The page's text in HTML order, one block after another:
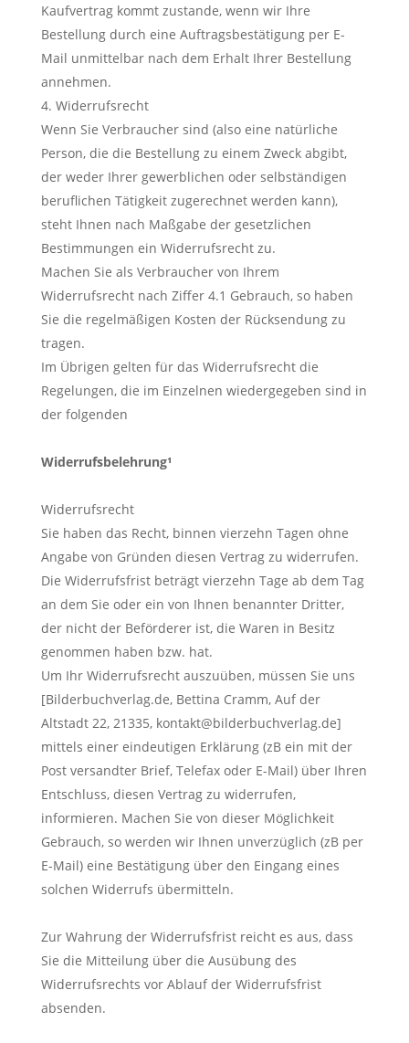
Kaufvertrag kommt zustande, wenn wir Ihre
Bestellung durch eine Auftragsbestätigung per E-
Mail unmittelbar nach dem Erhalt Ihrer Bestellung
annehmen.
Widerrufsrecht
Wenn Sie Verbraucher sind (also eine natürliche
Person, die die Bestellung zu einem Zweck abgibt,
der weder Ihrer gewerblichen oder selbständigen
beruflichen Tätigkeit zugerechnet werden kann),
steht Ihnen nach Maßgabe der gesetzlichen
Bestimmungen ein Widerrufsrecht zu.
Machen Sie als Verbraucher von Ihrem
Widerrufsrecht nach Ziffer 4.1 Gebrauch, so haben
Sie die regelmäßigen Kosten der Rücksendung zu
tragen.
Im Übrigen gelten für das Widerrufsrecht die
Regelungen, die im Einzelnen wiedergegeben sind in
der folgenden
Widerrufsbelehrung¹
Widerrufsrecht
Sie haben das Recht, binnen vierzehn Tagen ohne
Angabe von Gründen diesen Vertrag zu widerrufen.
Die Widerrufsfrist beträgt vierzehn Tage ab dem Tag
an dem Sie oder ein von Ihnen benannter Dritter,
der nicht der Beförderer ist, die Waren in Besitz
genommen haben bzw. hat.
Um Ihr Widerrufsrecht auszuüben, müssen Sie uns
[Bilderbuchverlag.de, Bettina Cramm, Auf der
Altstadt 22, 21335, kontakt@bilderbuchverlag.de]
mittels einer eindeutigen Erklärung (zB ein mit der
Post versandter Brief, Telefax oder E-Mail) über Ihren
Entschluss, diesen Vertrag zu widerrufen,
informieren. Machen Sie von dieser Möglichkeit
Gebrauch, so werden wir Ihnen unverzüglich (zB per
E-Mail) eine Bestätigung über den Eingang eines
solchen Widerrufs übermitteln.
Zur Wahrung der Widerrufsfrist reicht es aus, dass
Sie die Mitteilung über die Ausübung des
Widerrufsrechts vor Ablauf der Widerrufsfrist
absenden.